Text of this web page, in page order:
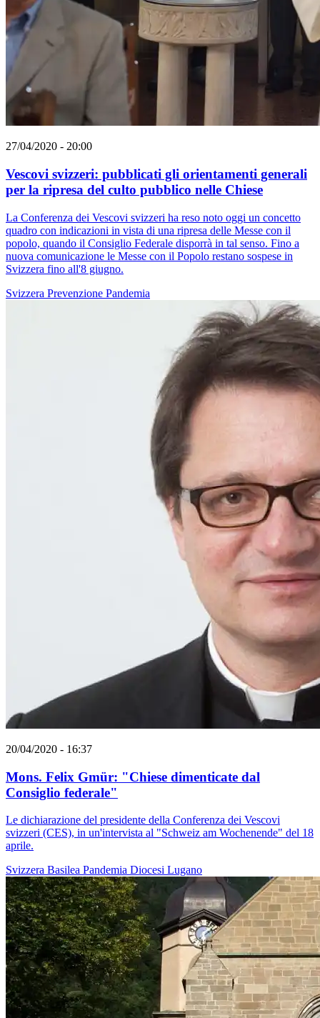
27/04/2020 - 20:00
Vescovi svizzeri: pubblicati gli orientamenti generali
per la ripresa del culto pubblico nelle Chiese
La Conferenza dei Vescovi svizzeri ha reso noto oggi un concetto
quadro con indicazioni in vista di una ripresa delle Messe con il
popolo, quando il Consiglio Federale disporrà in tal senso. Fino a
nuova comunicazione le Messe con il Popolo restano sospese in
Svizzera fino all'8 giugno.
Svizzera Prevenzione Pandemia
20/04/2020 - 16:37
Mons. Felix Gmür: "Chiese dimenticate dal
Consiglio federale"
Le dichiarazione del presidente della Conferenza dei Vescovi
svizzeri (CES), in un'intervista al "Schweiz am Wochenende" del 18
aprile.
Svizzera Basilea Pandemia Diocesi Lugano